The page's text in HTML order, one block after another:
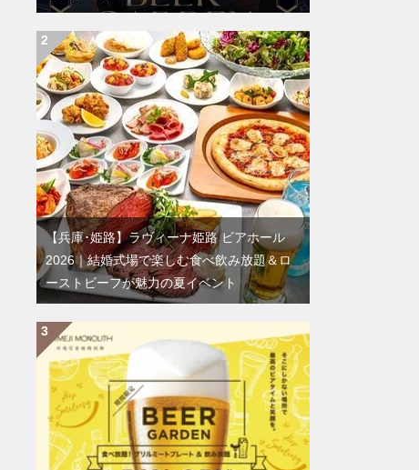
【兵庫･姫路】ラヴィーナ姫路 ビアホール
2026｜結婚式場で楽しむ食べ飲み放題＆ロ
ーストビーフが魅力の夏イベント